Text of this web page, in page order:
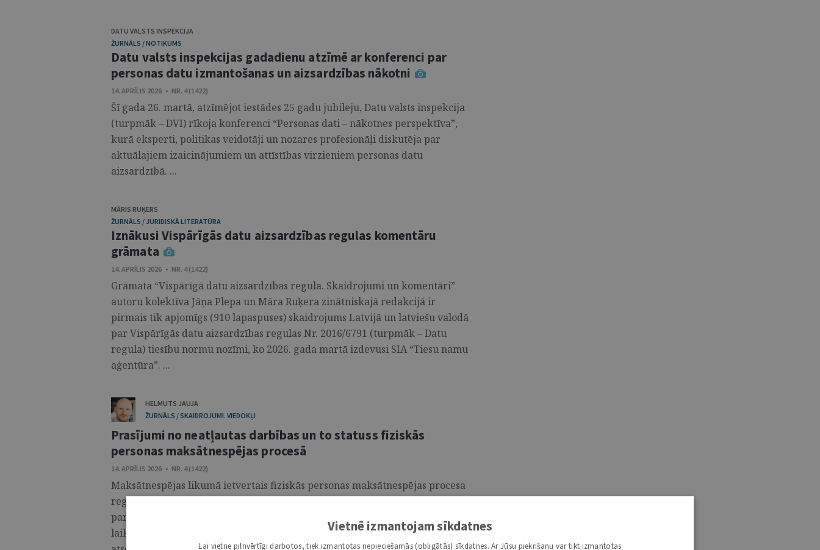
DATU VALSTS INSPEKCIJA
ŽURNĀLS / NOTIKUMS
Datu valsts inspekcijas gadadienu atzīmē ar konferenci par
personas datu izmantošanas un aizsardzības nākotni
14. APRĪLIS 2026 • NR. 4 (1422)
Šī gada 26. martā, atzīmējot iestādes 25 gadu jubileju, Datu valsts inspekcija
(turpmāk – DVI) rīkoja konferenci “Personas dati – nākotnes perspektīva”,
kurā eksperti, politikas veidotāji un nozares profesionāļi diskutēja par
aktuālajiem izaicinājumiem un attīstības virzieniem personas datu
aizsardzībā. ...
MĀRIS RUĶERS
ŽURNĀLS / JURIDISKĀ LITERATŪRA
Iznākusi Vispārīgās datu aizsardzības regulas komentāru
grāmata
14. APRĪLIS 2026 • NR. 4 (1422)
Grāmata “Vispārīgā datu aizsardzības regula. Skaidrojumi un komentāri”
autoru kolektīva Jāņa Plepa un Māra Ruķera zinātniskajā redakcijā ir
pirmais tik apjomīgs (910 lapaspuses) skaidrojums Latvijā un latviešu valodā
par Vispārīgās datu aizsardzības regulas Nr. 2016/6791 (turpmāk – Datu
regula) tiesību normu nozīmi, ko 2026. gada martā izdevusi SIA “Tiesu namu
aģentūra”. ...
HELMUTS JAUJA
ŽURNĀLS / SKAIDROJUMI. VIEDOKĻI
Prasījumi no neatļautas darbības un to statuss fiziskās
personas maksātnespējas procesā
14. APRĪLIS 2026 • NR. 4 (1422)
Maksātnespējas likumā ietvertais fiziskās personas maksātnespējas procesa
regulējums ietver parādnieka – fiziskas personas atbrīvošanu no
parādsaistībām, kuras nav bijis iespējams segt maksātnespējas procesa
laikā. Tomēr Maksātnespējas likuma 164. panta ceturtā daļa noteic
Vietnē izmantojam sīkdatnes
Lai vietne pilnvērtīgi darbotos, tiek izmantotas nepieciešamās (obligātās) sīkdatnes. Ar Jūsu piekrišanu var tikt izmantotas